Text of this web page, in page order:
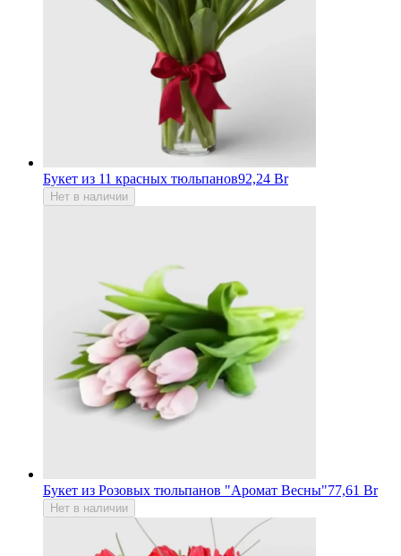
Букет из 11 красных тюльпанов92,24 Br
Нет в наличии
Букет из Розовых тюльпанов "Аромат Весны"77,61 Br
Нет в наличии